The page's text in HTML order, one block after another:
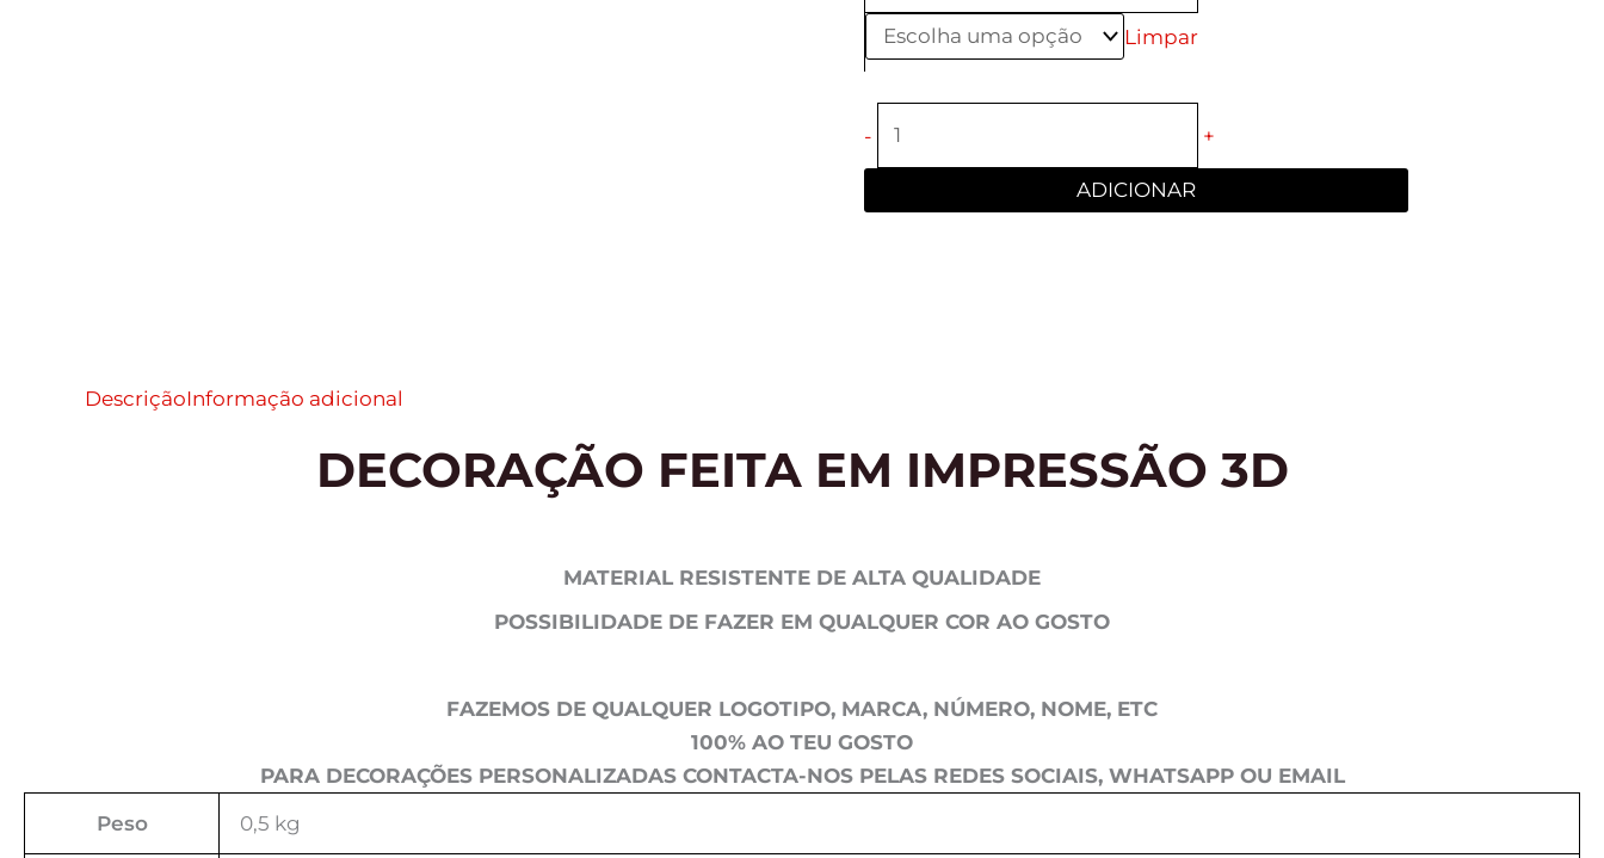
Limpar
- +
ADICIONAR
DescriçãoInformação adicional
DECORAÇÃO FEITA EM IMPRESSÃO 3D
MATERIAL RESISTENTE DE ALTA QUALIDADE
POSSIBILIDADE DE FAZER EM QUALQUER COR AO GOSTO
FAZEMOS DE QUALQUER LOGOTIPO, MARCA, NÚMERO, NOME, ETC
100% AO TEU GOSTO
PARA DECORAÇÕES PERSONALIZADAS CONTACTA-NOS PELAS REDES SOCIAIS, WHATSAPP OU EMAIL
Peso
0,5 kg